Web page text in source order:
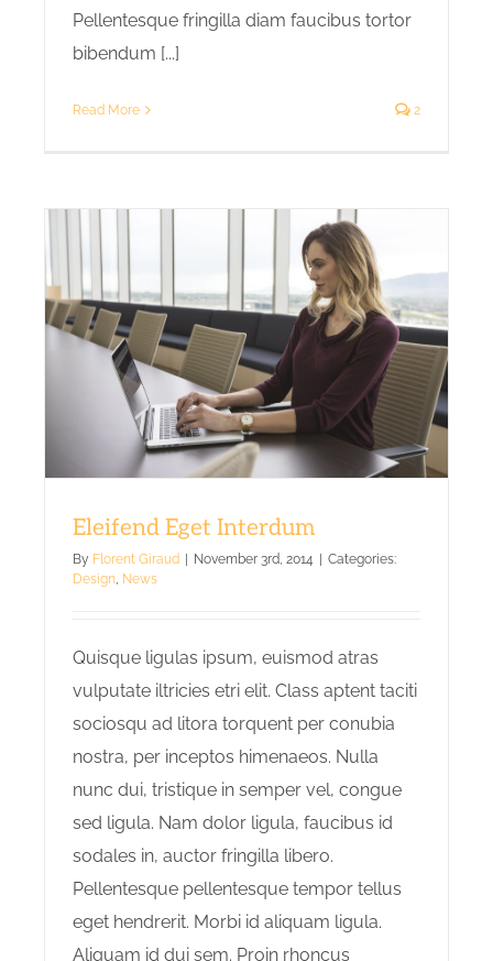
Pellentesque fringilla diam faucibus tortor
bibendum [...]
Read More 2
Eleifend Eget Interdum
By Florent Giraud | November 3rd, 2014 | Categories:
Design, News
Quisque ligulas ipsum, euismod atras
vulputate iltricies etri elit. Class aptent taciti
sociosqu ad litora torquent per conubia
nostra, per inceptos himenaeos. Nulla
nunc dui, tristique in semper vel, congue
sed ligula. Nam dolor ligula, faucibus id
sodales in, auctor fringilla libero.
Pellentesque pellentesque tempor tellus
eget hendrerit. Morbi id aliquam ligula.
Aliquam id dui sem. Proin rhoncus